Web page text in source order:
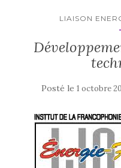
LIAISON
Posté le 1 octobre